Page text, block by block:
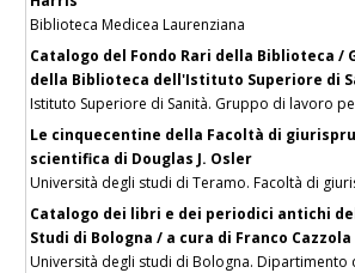
Biblioteca Medicea Laurenziana
Catalogo del Fondo Rari della Biblioteca /
della Biblioteca dell'Istituto Superiore di
Istituto Superiore di Sanità. Gruppo di lavoro
Le cinquecentine della Facoltà di
scientifica di Douglas J. Osler
Università degli studi di Teramo. Facoltà di
Catalogo dei libri e dei periodici antichi
Studi di Bologna / a cura di Franco
Università degli studi di Bologna. Dipartimento